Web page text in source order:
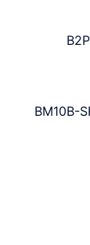
BM10B-